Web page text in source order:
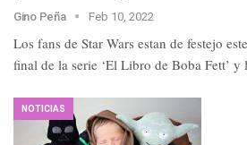
Gino Peña Feb 10, 2022
Los fans de Star Wars estan de festejo
final de la serie ‘El Libro de Boba Fett’
NOTICIAS